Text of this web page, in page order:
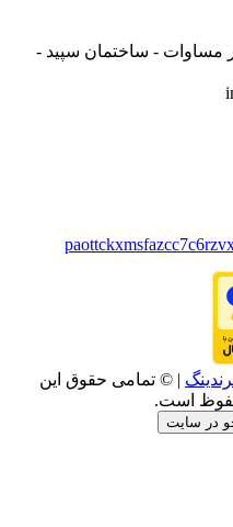
مساوات - ساختمان سپید -
| © تمامی حقوق این
است.
در سایت